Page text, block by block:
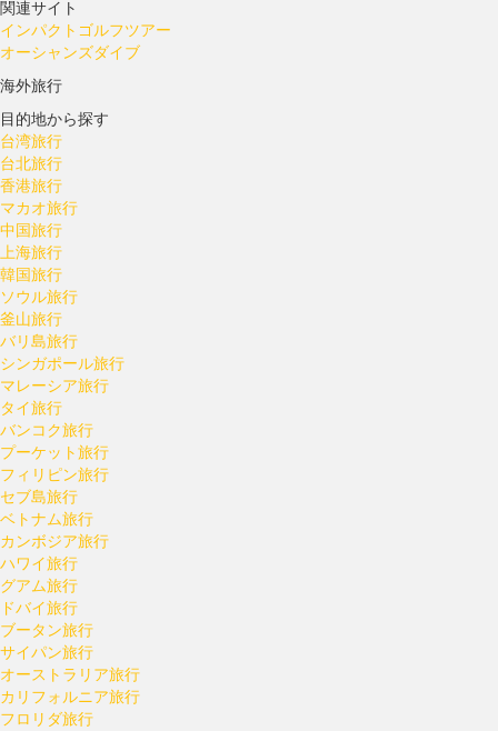
関連サイト
インパクトゴルフツアー
オーシャンズダイブ
海外旅行
目的地から探す
台湾旅行
台北旅行
香港旅行
マカオ旅行
中国旅行
上海旅行
韓国旅行
ソウル旅行
釜山旅行
バリ島旅行
シンガポール旅行
マレーシア旅行
タイ旅行
バンコク旅行
プーケット旅行
フィリピン旅行
セブ島旅行
ベトナム旅行
カンボジア旅行
ハワイ旅行
グアム旅行
ドバイ旅行
ブータン旅行
サイパン旅行
オーストラリア旅行
カリフォルニア旅行
フロリダ旅行